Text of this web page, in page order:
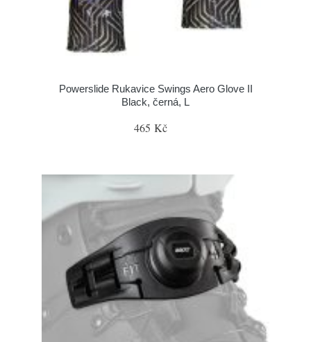
Powerslide Rukavice Swings Aero Glove II
Black, černá, L
465 Kč